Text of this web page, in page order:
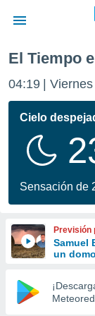
de
por
se
calidad.
a este
las
y
forma
digital
basada
El Tiempo
04:19 Viernes
Cielo
Sensación de
Previsión
Samuel
un